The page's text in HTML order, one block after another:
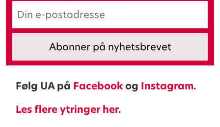
Følg UA på Facebookog Instagram.
Les flere ytringer her.